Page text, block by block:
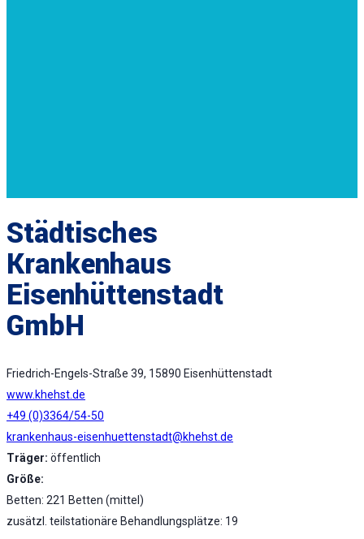
Städtisches
Krankenhaus
Eisenhüttenstadt
GmbH
Friedrich-Engels-Straße 39, 15890 Eisenhüttenstadt
www.khehst.de
+49 (0)3364/54-50
krankenhaus-eisenhuettenstadt@khehst.de
Träger: öffentlich
Größe:
Betten: 221 Betten (mittel)
zusätzl. teilstationäre Behandlungsplätze: 19